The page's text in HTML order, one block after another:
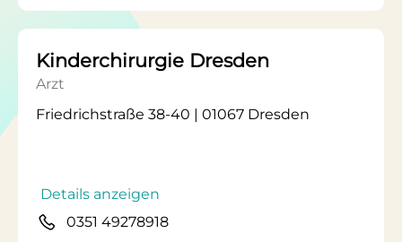
Kinderchirurgie Dresden
Arzt
Friedrichstraße 38-40 | 01067 Dresden
Details anzeigen
0351 49278918